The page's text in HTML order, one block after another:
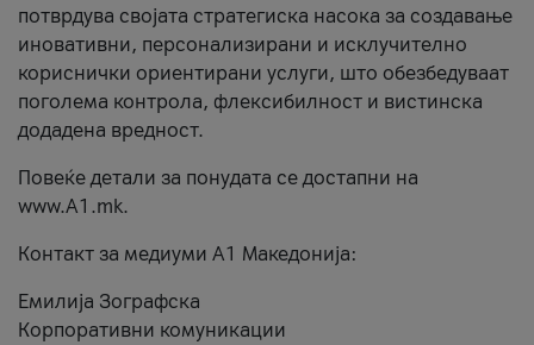
потврдува својата стратегиска насока за создавање
иновативни, персонализирани и исклучително
кориснички ориентирани услуги, што обезбедуваат
поголема контрола, флексибилност и вистинска
додадена вредност.
Повеќе детали за понудата се достапни на
www.А1.mk.
Контакт за медиуми А1 Македонија:
Емилија Зографска
Корпоративни комуникации